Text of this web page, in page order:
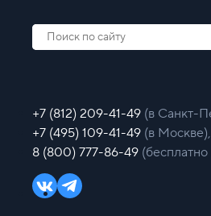
+7 (812) 209-41-49 (в Санкт-
+7 (495) 109-41-49 (в Москве),
8 (800) 777-86-49